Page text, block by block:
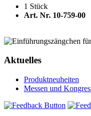
1 Stück
Art. Nr. 10-759-00
Aktuelles
Produktneuheiten
Messen und